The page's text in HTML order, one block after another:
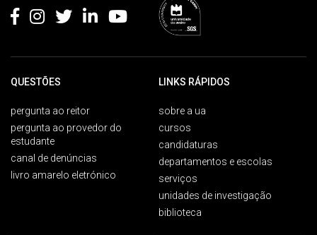
QUESTÕES
pergunta ao reitor
pergunta ao provedor do
estudante
canal de denúncias
livro amarelo eletrónico
LINKS RÁPIDOS
sobre a ua
cursos
candidaturas
departamentos e escolas
serviços
unidades de investigação
biblioteca